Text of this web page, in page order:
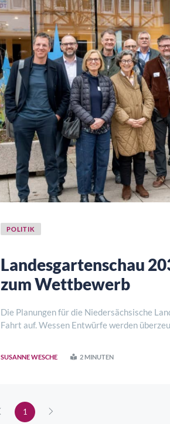
POLITIK
Landesgartenschau
zum Wettbewerb
Die Planungen für die Niedersächsische
Fahrt auf. Wessen Entwürfe werden
SUSANNE WESCHE 2 MINUTEN
1